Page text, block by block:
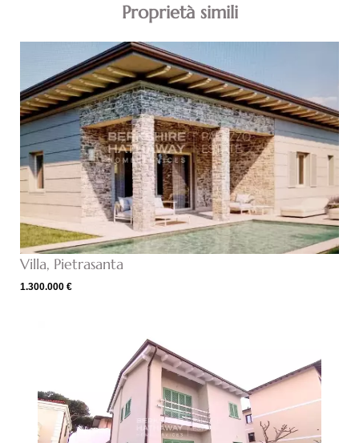
Proprietà simili
Villa, Pietrasanta
1.300.000 €